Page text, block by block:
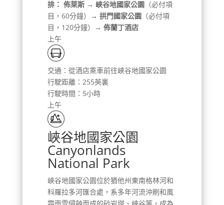
排： 佈萊斯 → 峽谷地國家公園（必付項
目，60分鐘）
→ 拱門國家公園（必付項
目，120分鐘）→ 佈蘭丁酒店
上午
交通：從酒店乘車前往峽谷地國家公園
行駛距離：255英裏
行駛時間：5小時
上午
峽谷地國家公園
Canyonlands
National Park
峽谷地國家公園位於猶他州東南格林河和
科羅拉多河匯合處，系多年河流沖刷和風